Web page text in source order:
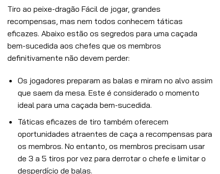
Tiro ao peixe-dragão Fácil de jogar, grandes
recompensas, mas nem todos conhecem táticas
eficazes. Abaixo estão os segredos para uma caçada
bem-sucedida aos chefes que os membros
definitivamente não devem perder:
Os jogadores preparam as balas e miram no alvo assim
que saem da mesa. Este é considerado o momento
ideal para uma caçada bem-sucedida.
Táticas eficazes de tiro também oferecem
oportunidades atraentes de caça a recompensas para
os membros. No entanto, os membros precisam usar
de 3 a 5 tiros por vez para derrotar o chefe e limitar o
desperdício de balas.